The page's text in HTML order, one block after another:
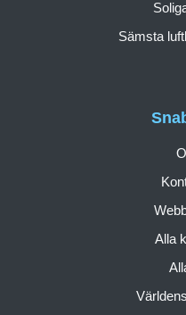
Alla
Sämsta